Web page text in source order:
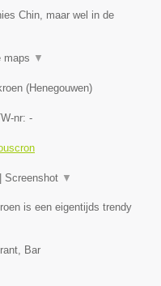
Chin, maar wel in de
maps ▼
(Henegouwen)
nr: -
| Screenshot ▼
is een eigentijds trendy
Bar